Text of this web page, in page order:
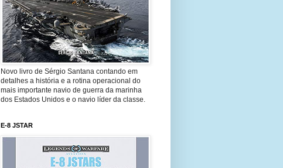
Novo livro de Sérgio Santana contando em
detalhes a história e a rotina operacional do
mais importante navio de guerra da marinha
dos Estados Unidos e o navio líder da classe.
E-8 JSTAR